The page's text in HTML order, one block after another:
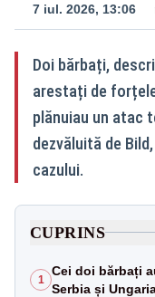
7 iul. 2026, 13:06
Doi bărbați,
arestați de
plănuiau un atac
dezvăluită de
cazului.
CUPRINS
1
Cei doi bărbați
Serbia și